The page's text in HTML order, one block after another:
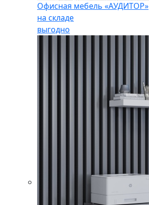
Офисная мебель «АУДИТОР»
на складе
выгодно